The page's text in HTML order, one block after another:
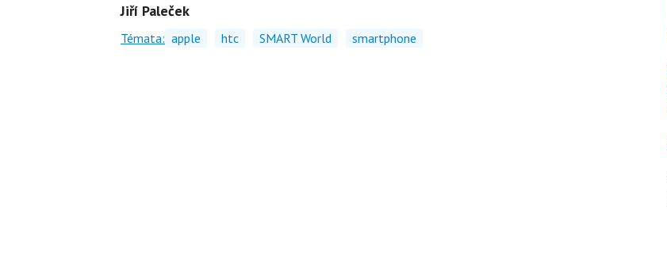
Jiří Paleček
Témata: apple htc SMART World smartphone